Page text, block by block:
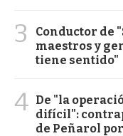
3
Conductor de
maestros y
tiene sentido"
4 De "la
difícil":
de Peñarol por